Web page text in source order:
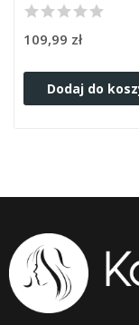
109,99 zł
Dodaj do